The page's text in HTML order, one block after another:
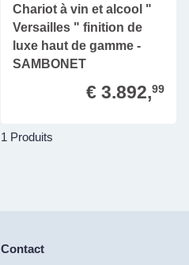
Chariot à vin et alcool "
Versailles " finition de
luxe haut de gamme -
SAMBONET
€ 3.892,99
1 Produits
Contact